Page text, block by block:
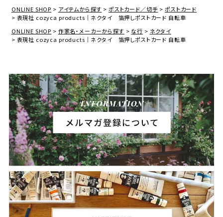
ONLINE SHOP
アイテムから探す ポストカード／切手
ポストカード
表現社 cozyca products｜ネクタイ 箔押しポストカード 自転車
ONLINE SHOP
作家名・メーカーから探す な行
ネクタイ
表現社 cozyca products｜ネクタイ 箔押しポストカード 自転車